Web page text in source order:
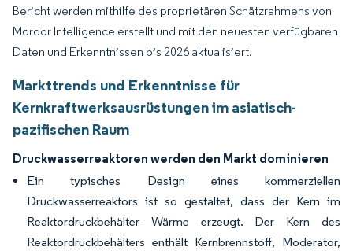
Bericht werden mithilfe des proprietären Schätzrahmens von
Mordor Intelligence erstellt und mit den neuesten verfügbaren
Daten und Erkenntnissen bis 2026 aktualisiert.
Markttrends und Erkenntnisse für
Kernkraftwerksausrüstungen im asiatisch-
pazifischen Raum
Druckwasserreaktoren werden den Markt dominieren
Ein typisches Design eines kommerziellen
Druckwasserreaktors ist so gestaltet, dass der Kern im
Reaktordruckbehälter Wärme erzeugt. Der Kern des
Reaktordruckbehälters enthält Kernbrennstoff, Moderator,